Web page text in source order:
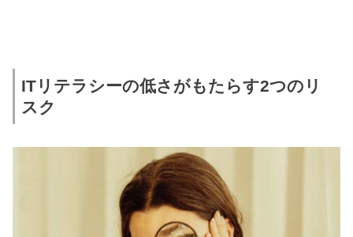
ITリテラシーの低さがもたらす2つのリ
スク